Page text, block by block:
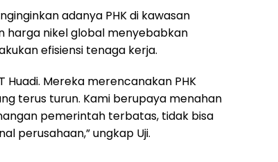
adanya PHK di kawasan
harga nikel global menyebabkan
efisiensi tenaga kerja.
Huadi. Mereka merencanakan PHK
terus turun. Kami berupaya menahan
pemerintah terbatas, tidak bisa
perusahaan,” ungkap Uji.